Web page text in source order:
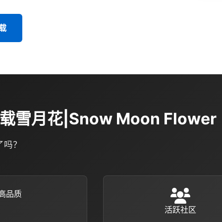
雪月花|Snow Moon Flower
？
品质
活跃社区